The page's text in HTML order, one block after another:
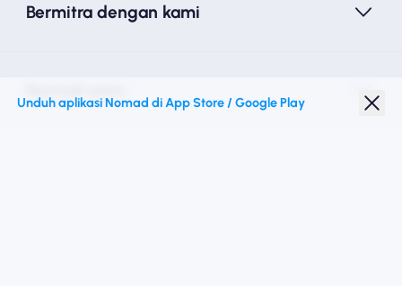
Bermitra dengan kami
Unduh aplikasi Nomad di App Store / Google Play